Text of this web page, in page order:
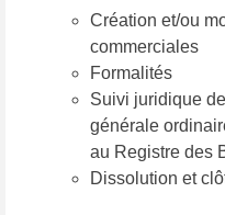
Création et/ou
commerciales
Formalités
Suivi juridique
générale
au Registre des
Dissolution et